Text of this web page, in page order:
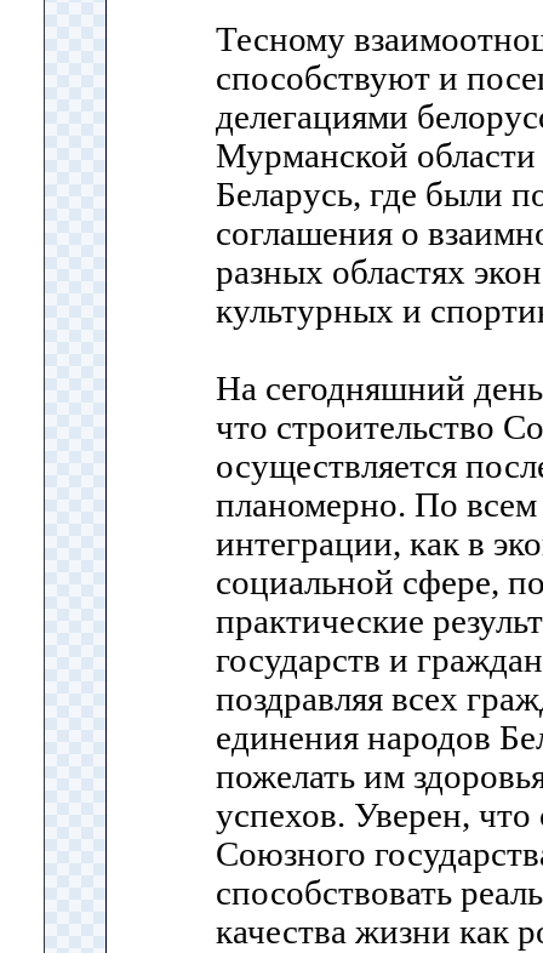
Тесному
способствуют и
делегациями
Мурманской
Беларусь, где были
соглашения о
разных областях
культурных и
На сегодняшний
что строительство
осуществляется
планомерно. По
интеграции, как в
социальной сфере,
практические
государств и
поздравляя всех
единения народов
пожелать им
успехов. Уверен, что
Союзного
способствовать
качества жизни как